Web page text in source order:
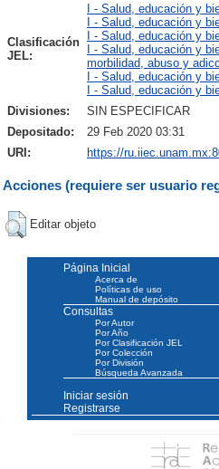
Clasificación
JEL:
I - Salud, educación y
I - Salud, educación y
I - Salud, educación y
I - Salud, educación y
morbilidad, abuso y
I - Salud, educación y
I - Salud, educación y
Divisiones:
SIN ESPECIFICAR
Depositado:
29 Feb 2020 03:31
URI:
https://
Acciones (requiere ser usuario
Editar objeto
Página Inicial
Acerca de
Políticas de uso
Manual de depósito
Consultas
Por Autor
Por Año
Por Clasificación JEL
Por Colección
Por División
Búsqueda Avanzada
Iniciar sesión
Registrarse